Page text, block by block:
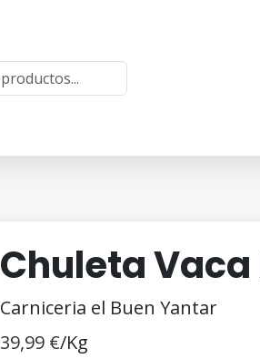
Chuleta
Carniceria el Buen Yantar
39,99 €/Kg